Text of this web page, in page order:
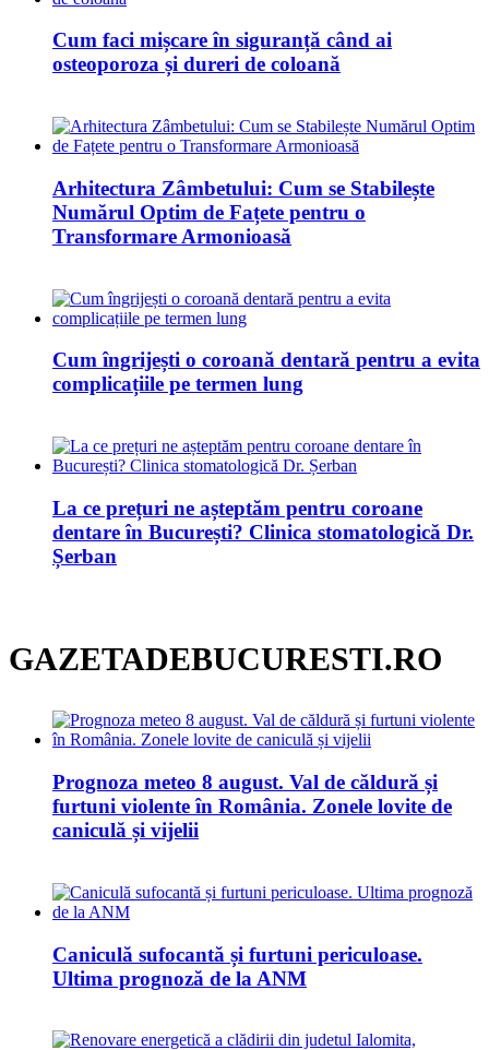
Cum faci mișcare în siguranță când ai
osteoporoza și dureri de coloană
Arhitectura Zâmbetului: Cum se Stabilește
Numărul Optim de Fațete pentru o
Transformare Armonioasă
Cum îngrijești o coroană dentară pentru a evita
complicațiile pe termen lung
La ce prețuri ne așteptăm pentru coroane
dentare în București? Clinica stomatologică Dr.
Șerban
GAZETADEBUCURESTI.RO
Prognoza meteo 8 august. Val de căldură și
furtuni violente în România. Zonele lovite de
caniculă și vijelii
Caniculă sufocantă și furtuni periculoase.
Ultima prognoză de la ANM